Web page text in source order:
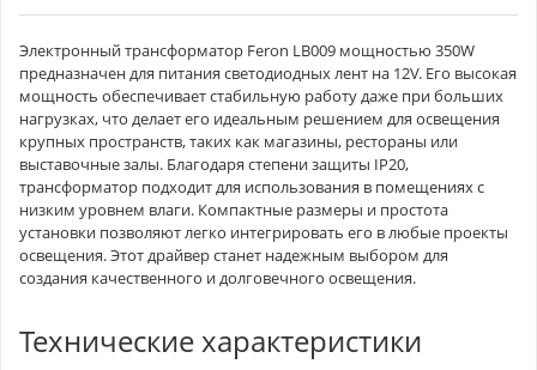
Электронный трансформатор Feron LB009 мощностью 350W
предназначен для питания светодиодных лент на 12V. Его высокая
мощность обеспечивает стабильную работу даже при больших
нагрузках, что делает его идеальным решением для освещения
крупных пространств, таких как магазины, рестораны или
выставочные залы. Благодаря степени защиты IP20,
трансформатор подходит для использования в помещениях с
низким уровнем влаги. Компактные размеры и простота
установки позволяют легко интегрировать его в любые проекты
освещения. Этот драйвер станет надежным выбором для
создания качественного и долговечного освещения.
Технические характеристики